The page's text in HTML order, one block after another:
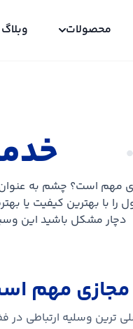
محصولات وبلاگ
مهم است؟ چشم به
با بهترین کیفیت یا
دچار مشکل باشید این
مجازی مهم
ترین وسلیه ارتباطی